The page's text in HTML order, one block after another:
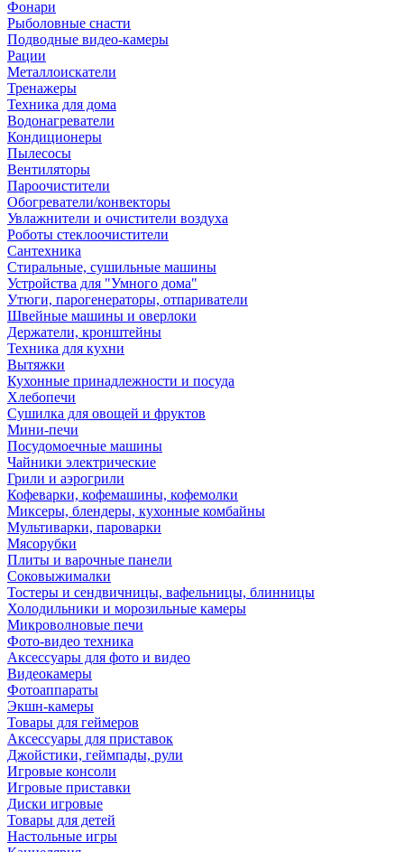
Фонари
Рыболовные снасти
Подводные видео-камеры
Рации
Металлоискатели
Тренажеры
Техника для дома
Водонагреватели
Кондиционеры
Пылесосы
Вентиляторы
Пароочистители
Обогреватели/конвекторы
Увлажнители и очистители воздуха
Роботы стеклоочистители
Сантехника
Стиральные, сушильные машины
Устройства для "Умного дома"
Утюги, парогенераторы, отпариватели
Швейные машины и оверлоки
Держатели, кронштейны
Техника для кухни
Вытяжки
Кухонные принадлежности и посуда
Хлебопечи
Сушилка для овощей и фруктов
Мини-печи
Посудомоечные машины
Чайники электрические
Грили и аэрогрили
Кофеварки, кофемашины, кофемолки
Миксеры, блендеры, кухонные комбайны
Мультиварки, пароварки
Мясорубки
Плиты и варочные панели
Соковыжималки
Тостеры и сендвичницы, вафельницы, блинницы
Холодильники и морозильные камеры
Микроволновые печи
Фото-видео техника
Аксессуары для фото и видео
Видеокамеры
Фотоаппараты
Экшн-камеры
Товары для геймеров
Аксессуары для приставок
Джойстики, геймпады, рули
Игровые консоли
Игровые приставки
Диски игровые
Товары для детей
Настольные игры